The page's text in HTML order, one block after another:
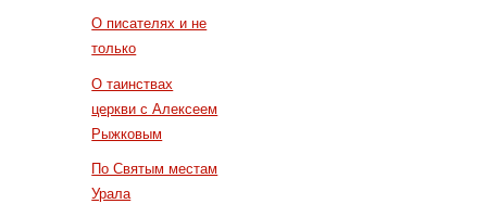
О писателях и не
только
О таинствах
церкви с Алексеем
Рыжковым
По Святым местам
Урала